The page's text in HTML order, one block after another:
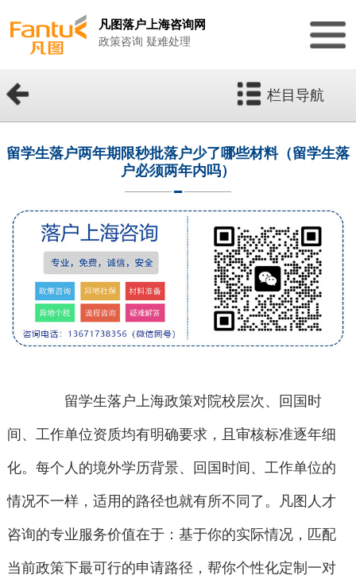
凡图落户上海咨询网
政策咨询 疑难处理
栏目导航
留学生落户两年期限秒批落户少了哪些材料（留学生落
户必须两年内吗）
留学生落户上海政策对院校层次、回国时
间、工作单位资质均有明确要求，且审核标准逐年细
化。每个人的境外学历背景、回国时间、工作单位的
情况不一样，适用的路径也就有所不同了。凡图人才
咨询的专业服务价值在于：基于你的实际情况，匹配
当前政策下最可行的申请路径，帮你个性化定制一对